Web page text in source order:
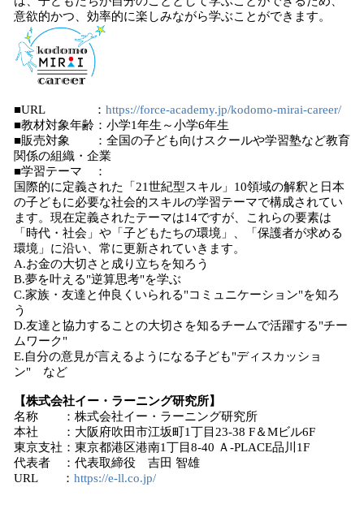
意欲的かつ、効率的に楽しみながら学ぶことができます。
■URL ： https://force-academy.jp/kodomo-mirai-career/
■教材対象年齢：小学1年生～小学6年生
■販売対象 ：全国の子ども向けスクールや学習塾など教育
関係の組織・企業
■学習テーマ ：
国際的に定義された「21世紀型スキル」10領域の解釈と日本
の子どもに必要な社会的スキルの学習テーマで構成されてい
ます。現在定義されたテーマは14ですが、これらの要素は
「時代・社会」や「子どもたちの環境」、「保護者が求める
環境」に沿い、常に更新されていきます。
A.お金の大切さと成り立ちを知ろう
B.夢を叶える"逆算思考"を学ぶ
C.家族・友達と仲良くいられる"コミュニケーション"を知ろ
う
D.友達と協力することの大切さを知るチームで活躍する"チー
ムワーク"
E.自分の意見が言えるようになる子ども"ディスカッショ
ン" など
【株式会社イー・ラーニング研究所】
名称 ：株式会社イー・ラーニング研究所
本社 ：大阪府吹田市江坂町1丁目23-38 F＆Mビル6F
東京支社：東京都港区港南1丁目8-40 Ａ-PLACE品川1F
代表者 ：代表取締役 吉田 智雄
URL ： https://e-ll.co.jp/